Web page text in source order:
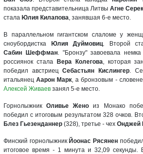
показала представительница Литвы Агне
стала Юлия Килапова, занявшая 6-е место.
В параллельном гигантском слаломе у
сноубордистка
Юлия Дуймовиц. Второй
Сабин Шеффман. "Бронзу" завоевала немка
россиянок стала
Вера Колегова, которая
победил австриецСебастьян Кислингер.
итальянецАарон Марк, а бронзовым -
Алексей Живаев занял 5-е место.
ГорнолыжникОливье Жено из Монако
победил с итоговым результатом 328 очков.
Блез Гьезенданнер (328), третье - чех Онджей
Финский горнолыжник Йоонас Рясянен
итоговое время - 1 минута и 32,09 секунды.